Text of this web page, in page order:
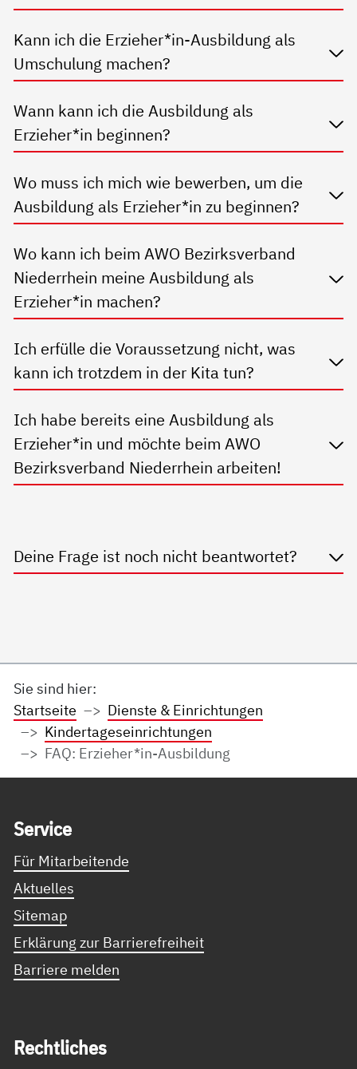
Kann ich die Erzieher*in-Ausbildung als
Umschulung machen?
Wann kann ich die Ausbildung als
Erzieher*in beginnen?
Wo muss ich mich wie bewerben, um die
Ausbildung als Erzieher*in zu beginnen?
Wo kann ich beim AWO Bezirksverband
Niederrhein meine Ausbildung als
Erzieher*in machen?
Ich erfülle die Voraussetzung nicht, was
kann ich trotzdem in der Kita tun?
Ich habe bereits eine Ausbildung als
Erzieher*in und möchte beim AWO
Bezirksverband Niederrhein arbeiten!
Deine Frage ist noch nicht beantwortet?
Sie sind hier:
Startseite
Dienste & Einrichtungen
Kindertageseinrichtungen
FAQ: Erzieher*in-Ausbildung
Ser­vice
Für Mitarbeitende
Aktuelles
Sitemap
Erklärung zur Barrierefreiheit
Barriere melden
Recht­li­ches